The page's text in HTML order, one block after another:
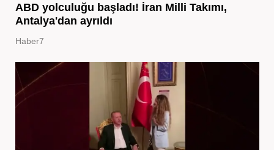
ABD yolculuğu başladı! İran Milli Takımı,
Antalya'dan ayrıldı
Haber7